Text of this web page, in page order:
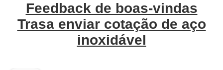
Feedback de boas-vindas
Trasa enviar cotação de aço
inoxidável